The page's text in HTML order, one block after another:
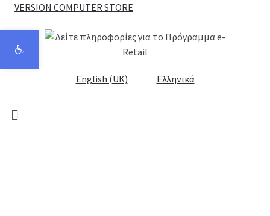
VERSION COMPUTER STORE
English (UK) Ελληνικά
Ανοίξτε τη γραμμή εργαλείων